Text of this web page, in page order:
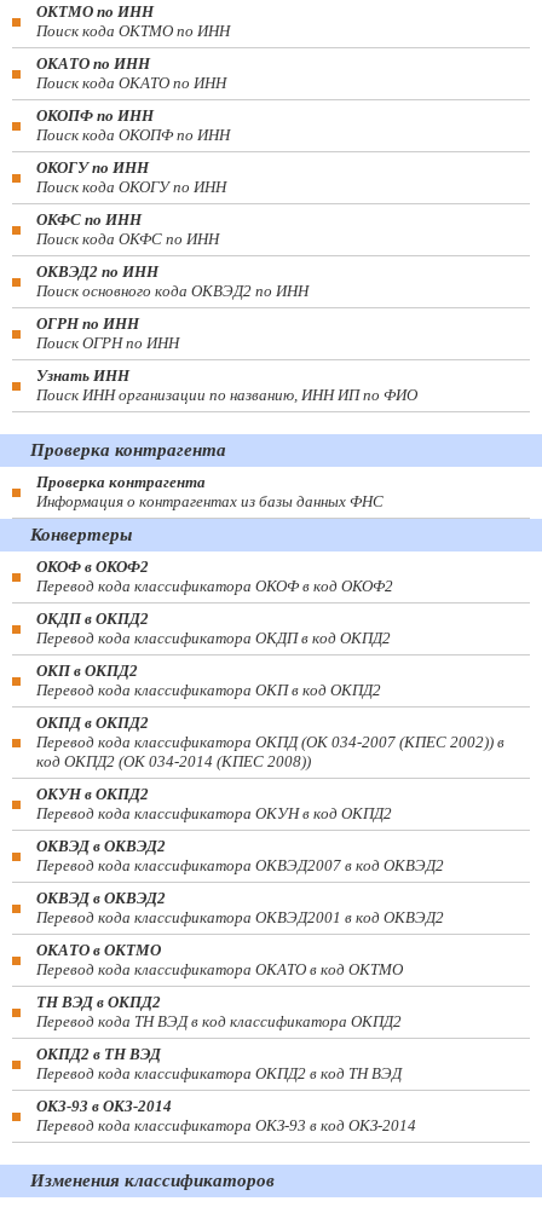
ОКТМО по ИНН
Поиск кода ОКТМО по ИНН
ОКАТО по ИНН
Поиск кода ОКАТО по ИНН
ОКОПФ по ИНН
Поиск кода ОКОПФ по ИНН
ОКОГУ по ИНН
Поиск кода ОКОГУ по ИНН
ОКФС по ИНН
Поиск кода ОКФС по ИНН
ОКВЭД2 по ИНН
Поиск основного кода ОКВЭД2 по ИНН
ОГРН по ИНН
Поиск ОГРН по ИНН
Узнать ИНН
Поиск ИНН организации по названию, ИНН ИП по ФИО
Проверка контрагента
Проверка контрагента
Информация о контрагентах из базы данных ФНС
Конвертеры
ОКОФ в ОКОФ2
Перевод кода классификатора ОКОФ в код ОКОФ2
ОКДП в ОКПД2
Перевод кода классификатора ОКДП в код ОКПД2
ОКП в ОКПД2
Перевод кода классификатора ОКП в код ОКПД2
ОКПД в ОКПД2
Перевод кода классификатора ОКПД (ОК 034-2007 (КПЕС 2002)) в
код ОКПД2 (ОК 034-2014 (КПЕС 2008))
ОКУН в ОКПД2
Перевод кода классификатора ОКУН в код ОКПД2
ОКВЭД в ОКВЭД2
Перевод кода классификатора ОКВЭД2007 в код ОКВЭД2
ОКВЭД в ОКВЭД2
Перевод кода классификатора ОКВЭД2001 в код ОКВЭД2
ОКАТО в ОКТМО
Перевод кода классификатора ОКАТО в код ОКТМО
ТН ВЭД в ОКПД2
Перевод кода ТН ВЭД в код классификатора ОКПД2
ОКПД2 в ТН ВЭД
Перевод кода классификатора ОКПД2 в код ТН ВЭД
ОКЗ-93 в ОКЗ-2014
Перевод кода классификатора ОКЗ-93 в код ОКЗ-2014
Изменения классификаторов